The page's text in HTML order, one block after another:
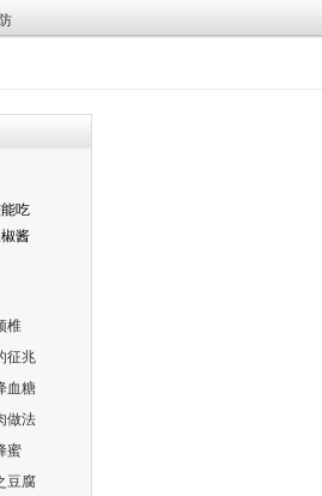
吃
酱
椎
征兆
血糖
做法
蜜
豆腐